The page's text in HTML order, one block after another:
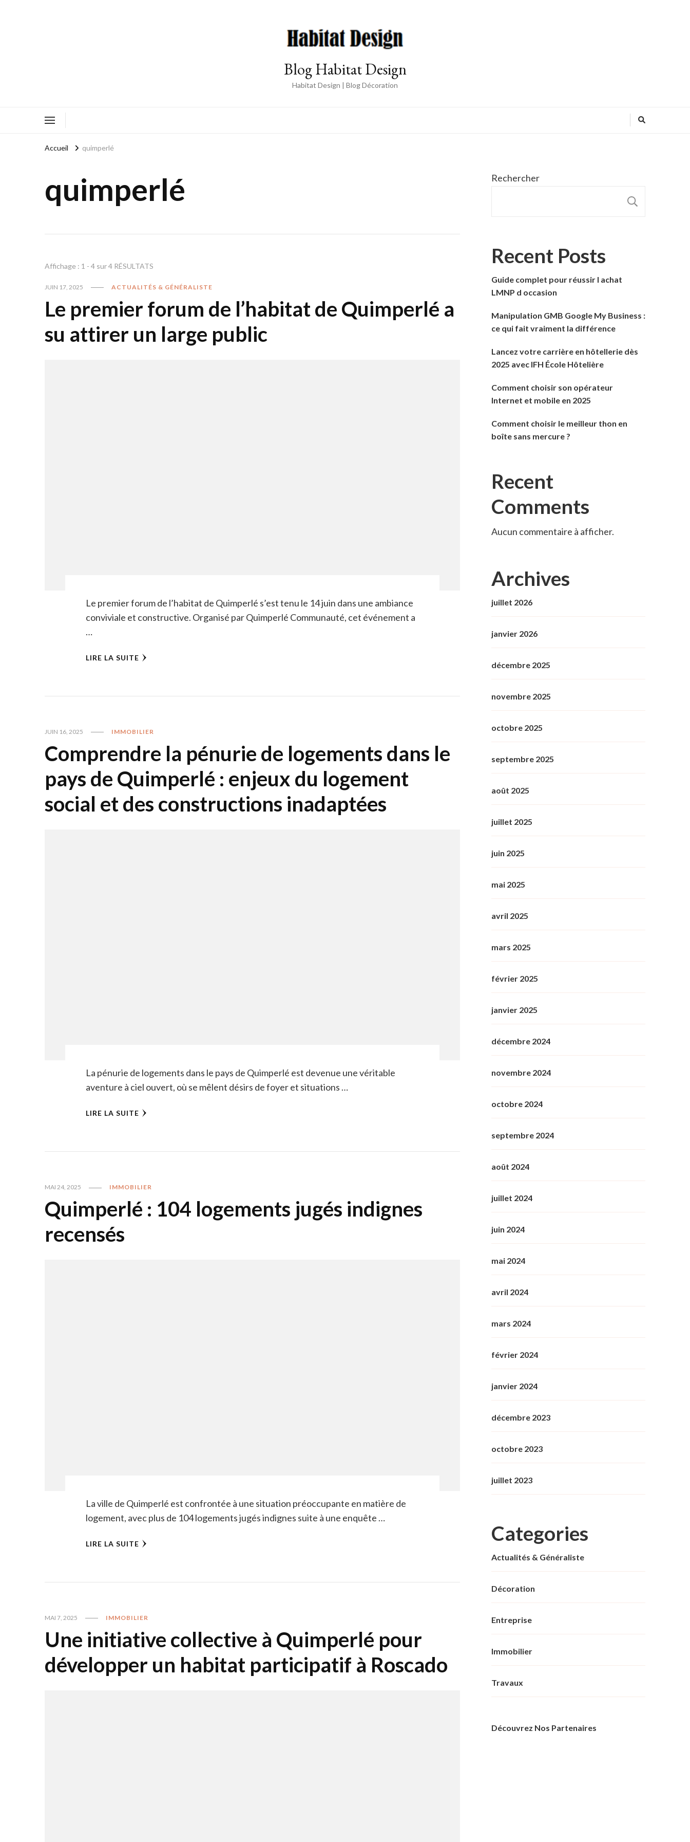
Blog Habitat Design
Habitat Design | Blog Décoration
Accueil quimperlé
quimperlé
Affichage : 1 - 4 sur 4 RÉSULTATS
JUIN 17, 2025 ACTUALITÉS & GÉNÉRALISTE
Le premier forum de l’habitat de Quimperlé a
su attirer un large public
Le premier forum de l’habitat de Quimperlé s’est tenu le 14 juin dans une ambiance
conviviale et constructive. Organisé par Quimperlé Communauté, cet événement a
…
LIRE LA SUITE
JUIN 16, 2025 IMMOBILIER
Comprendre la pénurie de logements dans le
pays de Quimperlé : enjeux du logement
social et des constructions inadaptées
La pénurie de logements dans le pays de Quimperlé est devenue une véritable
aventure à ciel ouvert, où se mêlent désirs de foyer et situations …
LIRE LA SUITE
MAI 24, 2025 IMMOBILIER
Quimperlé : 104 logements jugés indignes
recensés
La ville de Quimperlé est confrontée à une situation préoccupante en matière de
logement, avec plus de 104 logements jugés indignes suite à une enquête …
LIRE LA SUITE
MAI 7, 2025 IMMOBILIER
Une initiative collective à Quimperlé pour
développer un habitat participatif à Roscado
Rechercher
Recent Posts
Guide complet pour réussir l achat
LMNP d occasion
Manipulation GMB Google My Business :
ce qui fait vraiment la différence
Lancez votre carrière en hôtellerie dès
2025 avec IFH École Hôtelière
Comment choisir son opérateur
Internet et mobile en 2025
Comment choisir le meilleur thon en
boîte sans mercure ?
Recent
Comments
Aucun commentaire à afficher.
Archives
juillet 2026
janvier 2026
décembre 2025
novembre 2025
octobre 2025
septembre 2025
août 2025
juillet 2025
juin 2025
mai 2025
avril 2025
mars 2025
février 2025
janvier 2025
décembre 2024
novembre 2024
octobre 2024
septembre 2024
août 2024
juillet 2024
juin 2024
mai 2024
avril 2024
mars 2024
février 2024
janvier 2024
décembre 2023
octobre 2023
juillet 2023
Categories
Actualités & Généraliste
Décoration
Entreprise
Immobilier
Travaux
Découvrez Nos Partenaires